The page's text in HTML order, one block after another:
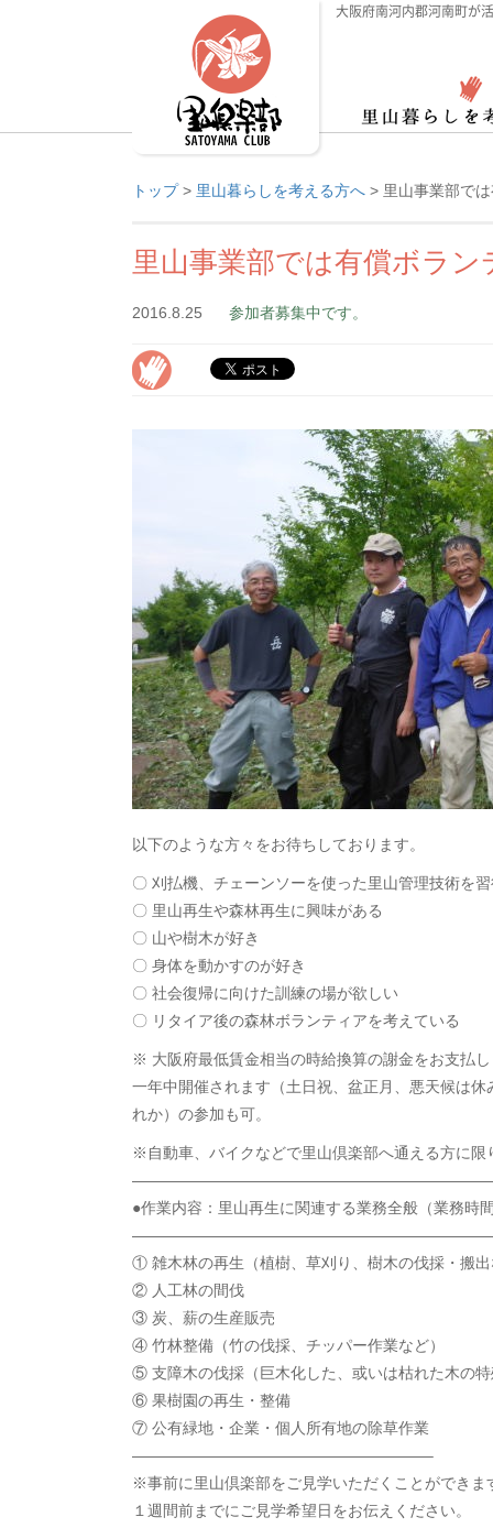
大阪府南河内郡河南町が
トップ> 里山暮らしを考える方へ > 里山事業部で
里山事業部では有償ボラ
2016.8.25 参加者募集中です。
以下のような方々をお待ちしております。
〇 刈払機、チェーンソーを使った里山管理技術を
〇 里山再生や森林再生に興味がある
〇 山や樹木が好き
〇 身体を動かすのが好き
〇 社会復帰に向けた訓練の場が欲しい
〇 リタイア後の森林ボランティアを考えている
※ 大阪府最低賃金相当の時給換算の謝金をお支払
一年中開催されます（土日祝、盆正月、悪天候は
れか）の参加も可。
※自動車、バイクなどで里山倶楽部へ通える方に限
●作業内容：里山再生に関連する業務全般（業務時
① 雑木林の再生（植樹、草刈り、樹木の伐採・搬
② 人工林の間伐
③ 炭、薪の生産販売
④ 竹林整備（竹の伐採、チッパー作業など）
⑤ 支障木の伐採（巨木化した、或いは枯れた木の
⑥ 果樹園の再生・整備
⑦ 公有緑地・企業・個人所有地の除草作業
———————————————————–
※事前に里山倶楽部をご見学いただくことができま
１週間前までにご見学希望日をお伝えください。